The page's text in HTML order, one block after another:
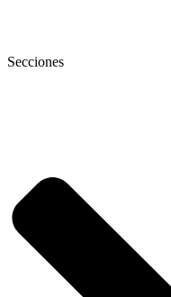
Secciones